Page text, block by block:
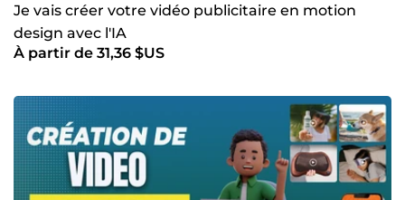
Je vais créer votre vidéo publicitaire en motion
design avec l'IA
À partir de 31,36 $US